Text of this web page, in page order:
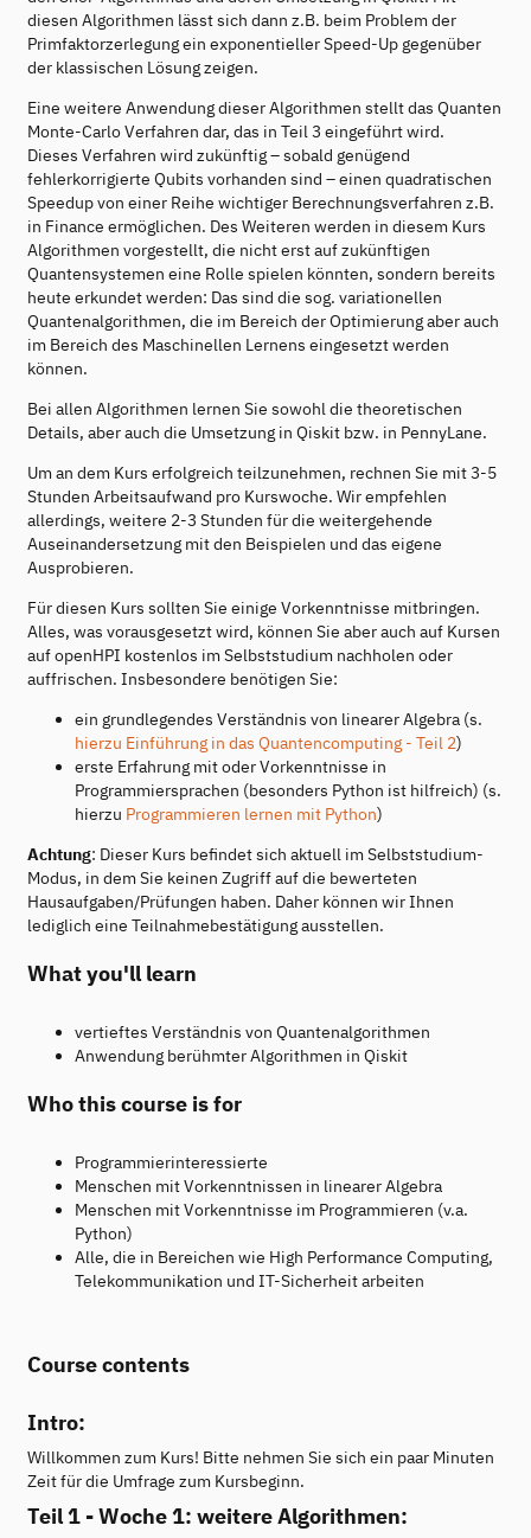
diesen Algorithmen lässt sich dann z.B. beim Problem der
Primfaktorzerlegung ein exponentieller Speed-Up gegenüber
der klassischen Lösung zeigen.
Eine weitere Anwendung dieser Algorithmen stellt das Quanten
Monte-Carlo Verfahren dar, das in Teil 3 eingeführt wird.
Dieses Verfahren wird zukünftig – sobald genügend
fehlerkorrigierte Qubits vorhanden sind – einen quadratischen
Speedup von einer Reihe wichtiger Berechnungsverfahren z.B.
in Finance ermöglichen. Des Weiteren werden in diesem Kurs
Algorithmen vorgestellt, die nicht erst auf zukünftigen
Quantensystemen eine Rolle spielen könnten, sondern bereits
heute erkundet werden: Das sind die sog. variationellen
Quantenalgorithmen, die im Bereich der Optimierung aber auch
im Bereich des Maschinellen Lernens eingesetzt werden
können.
Bei allen Algorithmen lernen Sie sowohl die theoretischen
Details, aber auch die Umsetzung in Qiskit bzw. in PennyLane.
Um an dem Kurs erfolgreich teilzunehmen, rechnen Sie mit 3-5
Stunden Arbeitsaufwand pro Kurswoche. Wir empfehlen
allerdings, weitere 2-3 Stunden für die weitergehende
Auseinandersetzung mit den Beispielen und das eigene
Ausprobieren.
Für diesen Kurs sollten Sie einige Vorkenntnisse mitbringen.
Alles, was vorausgesetzt wird, können Sie aber auch auf Kursen
auf openHPI kostenlos im Selbststudium nachholen oder
auffrischen. Insbesondere benötigen Sie:
ein grundlegendes Verständnis von linearer Algebra (s.
hierzu Einführung in das Quantencomputing - Teil 2)
erste Erfahrung mit oder Vorkenntnisse in
Programmiersprachen (besonders Python ist hilfreich) (s.
hierzu Programmieren lernen mit Python)
Achtung: Dieser Kurs befindet sich aktuell im Selbststudium-
Modus, in dem Sie keinen Zugriff auf die bewerteten
Hausaufgaben/Prüfungen haben. Daher können wir Ihnen
lediglich eine Teilnahmebestätigung ausstellen.
What you'll learn
vertieftes Verständnis von Quantenalgorithmen
Anwendung berühmter Algorithmen in Qiskit
Who this course is for
Programmierinteressierte
Menschen mit Vorkenntnissen in linearer Algebra
Menschen mit Vorkenntnisse im Programmieren (v.a.
Python)
Alle, die in Bereichen wie High Performance Computing,
Telekommunikation und IT-Sicherheit arbeiten
Course contents
Intro:
Willkommen zum Kurs! Bitte nehmen Sie sich ein paar Minuten
Zeit für die Umfrage zum Kursbeginn.
Teil 1 - Woche 1: weitere Algorithmen: